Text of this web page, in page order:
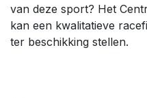
van deze sport? Het
kan een kwalitatieve
ter beschikking stellen.